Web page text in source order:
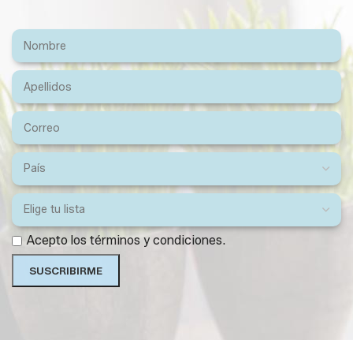
Acepto los términos y condiciones.